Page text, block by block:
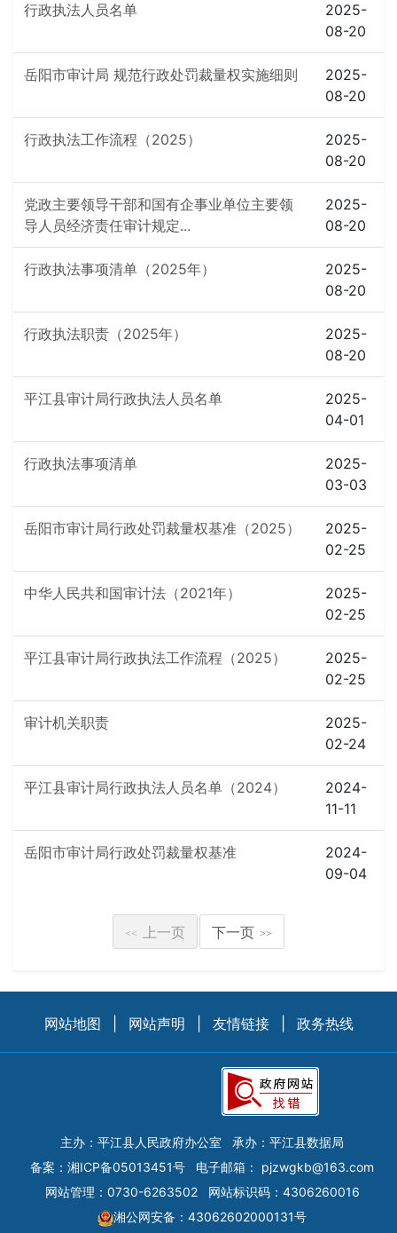
行政执法人员名单
2025-
08-20
岳阳市审计局 规范行政处罚裁量权实施细则
2025-
08-20
行政执法工作流程（2025）
2025-
08-20
党政主要领导干部和国有企事业单位主要领
导人员经济责任审计规定...
2025-
08-20
行政执法事项清单（2025年）
2025-
08-20
行政执法职责（2025年）
2025-
08-20
平江县审计局行政执法人员名单
2025-
04-01
行政执法事项清单
2025-
03-03
岳阳市审计局行政处罚裁量权基准（2025）
2025-
02-25
中华人民共和国审计法（2021年）
2025-
02-25
平江县审计局行政执法工作流程（2025）
2025-
02-25
审计机关职责
2025-
02-24
平江县审计局行政执法人员名单（2024）
2024-
11-11
岳阳市审计局行政处罚裁量权基准
2024-
09-04
<< 上一页 下一页 >>
网站地图 网站声明 友情链接 政务热线
主办：平江县人民政府办公室
承办：平江县数据局
备案： 湘ICP备05013451号 电子邮箱： pjzwgkb@163.com
网站管理：0730-6263502
网站标识码：4306260016
湘公网安备：43062602000131号